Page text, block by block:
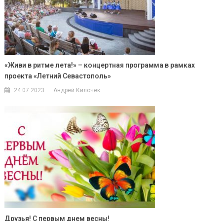
«Живи в ритме лета!» – концертная программа в рамках
проекта «Летний Севастополь»
24.07.2023 Андрей Килочек
Друзья! С первым днем весны!